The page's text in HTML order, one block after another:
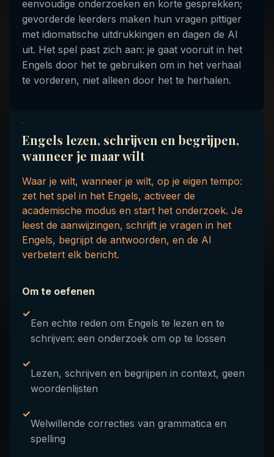
eenvoudige onderzoeken en korte gesprekken;
gevorderde leerders maken hun vragen pittiger
met idiomatische uitdrukkingen en dagen de AI
uit. Het spel past zich aan: je gaat vooruit in het
Engels door het te gebruiken om in het verhaal
te vorderen, niet alleen door het te herhalen.
Engels lezen, schrijven en begrijpen,
wanneer je maar wilt
Waar je wilt, wanneer je wilt, op je eigen tempo:
zet het spel in het Engels, activeer de
academische modus en start het onderzoek. Je
leest de aanwijzingen, schrijft je vragen in het
Engels, begrijpt de antwoorden, en de AI
verbetert elk bericht.
Om te oefenen
✓
Een echte reden om Engels te lezen en te
schrijven: een onderzoek om op te lossen
✓
Lezen, schrijven en begrijpen in context, geen
woordenlijsten
✓
Welwillende correcties van grammatica en
spelling